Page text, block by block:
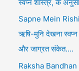
स्वप्न शास्त्र, के
Sapne Mein
ऋषि-मुनि देखना
और जाग्रत संकेत….
Raksha